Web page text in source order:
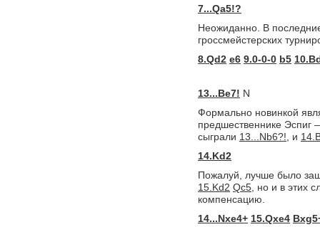
7...Qa5!?
Неожиданно. В
гроссмейстерских
8.Qd2 e6 9.0-0-0 b5
13...Be7! N
Формально новинкой
предшественнике Эспиг
сыграли 13...Nb6?!, и
14.Kd2
Пожалуй, лучше было
15.Kd2 Qc5, но и в этих
компенсацию.
14...Nxe4+ 15.Qxe4